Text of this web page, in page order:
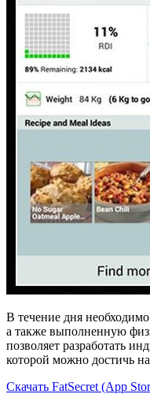
В течение дня
а также выполненную
позволяет разработать
которой можно достичь
Скачать FatSecret (App